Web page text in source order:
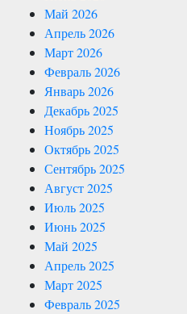
Май 2026
Апрель 2026
Март 2026
Февраль 2026
Январь 2026
Декабрь 2025
Ноябрь 2025
Октябрь 2025
Сентябрь 2025
Август 2025
Июль 2025
Июнь 2025
Май 2025
Апрель 2025
Март 2025
Февраль 2025